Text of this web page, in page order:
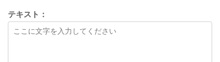
テキスト：